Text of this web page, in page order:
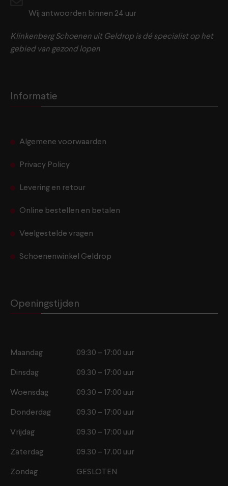
Wij antwoorden binnen 24 uur
Klinkenberg Schoenen uit Geldrop is dé specialist op het
gebied van gezond lopen
Informatie
Algemene voorwaarden
Privacy Policy
Levering en retour
Online bestellen en betalen
Veelgestelde vragen
Schoenenwinkel Geldrop
Openingstijden
Maandag 09:30 – 17:00 uur
Dinsdag 09.30 – 17:00 uur
Woensdag 09.30 – 17:00 uur
Donderdag 09.30 – 17:00 uur
Vrijdag 09.30 – 17:00 uur
Zaterdag 09.30 – 17.00 uur
Zondag GESLOTEN